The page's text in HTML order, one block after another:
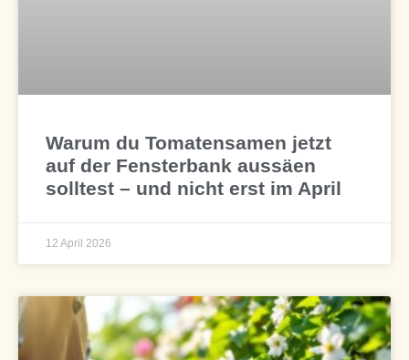
Warum du Tomatensamen jetzt
auf der Fensterbank aussäen
solltest – und nicht erst im April
12 April 2026